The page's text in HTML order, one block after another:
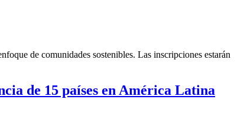
de comunidades sostenibles. Las inscripciones estarán
de 15 países en América Latina